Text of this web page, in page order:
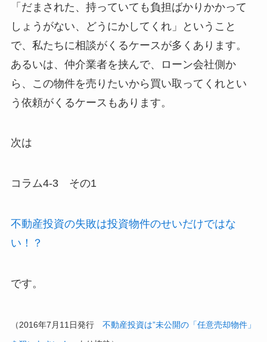
「だまされた、持っていても負担ばかりかかって
しょうがない、どうにかしてくれ」ということ
で、私たちに相談がくるケースが多くあります。
あるいは、仲介業者を挟んで、ローン会社側か
ら、この物件を売りたいから買い取ってくれとい
う依頼がくるケースもあります。
次は
コラム4-3 その1
不動産投資の失敗は投資物件のせいだけではな
い！？
です。
（2016年7月11日発行 不動産投資は”未公開の「任意売却物件」